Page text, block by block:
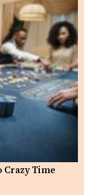
Crazy Time